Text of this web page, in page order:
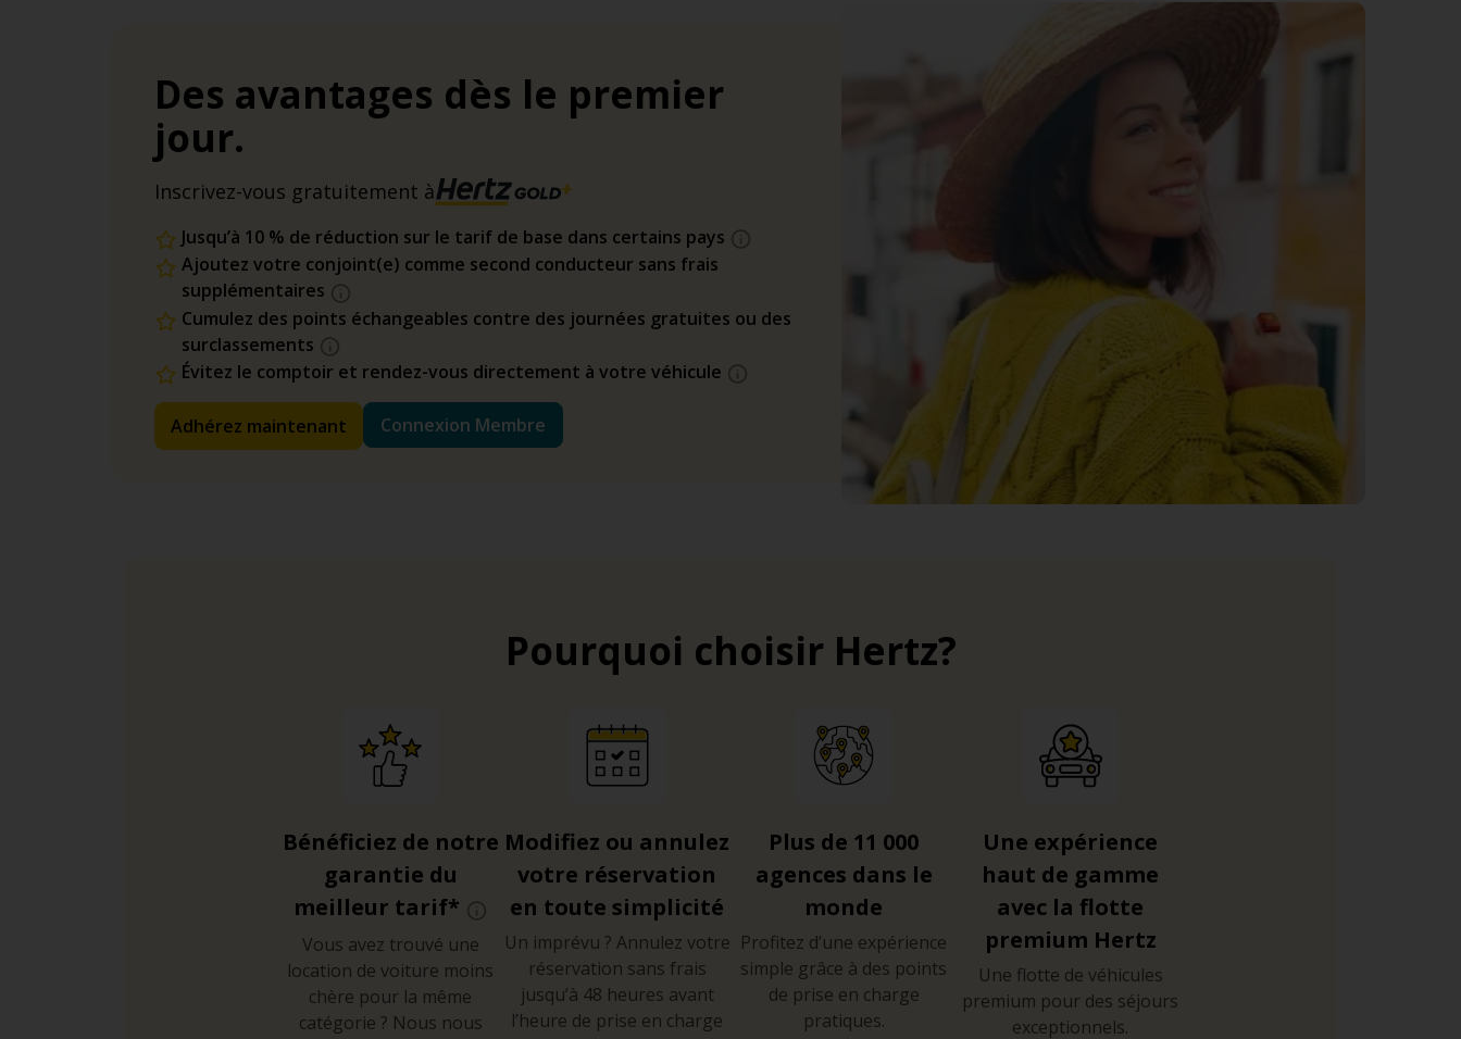
Des avantages dès le premier
jour.
Inscrivez-vous gratuitement à
Jusqu’à 10 % de réduction sur le tarif de base dans certains pays
Ajoutez votre conjoint(e) comme second conducteur sans frais
supplémentaires
Cumulez des points échangeables contre des journées gratuites ou des
surclassements
Évitez le comptoir et rendez-vous directement à votre véhicule
Adhérez maintenant Connexion Membre
Pourquoi choisir Hertz?
Bénéficiez de notre
garantie du
meilleur tarif*
Vous avez trouvé une
location de voiture moins
chère pour la même
catégorie ? Nous nous
Modifiez ou annulez
votre réservation
en toute simplicité
Un imprévu ? Annulez votre
réservation sans frais
jusqu’à 48 heures avant
l’heure de prise en charge
Plus de 11 000
agences dans le
monde
Profitez d’une expérience
simple grâce à des points
de prise en charge
pratiques.
Une expérience
haut de gamme
avec la flotte
premium Hertz
Une flotte de véhicules
premium pour des séjours
exceptionnels.